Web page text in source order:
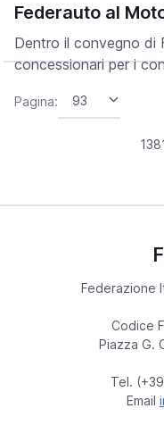
Federauto al
Dentro il convegno di
concessionari per i
Pagina:
Federazione
Codice
Piazza G.
Tel.
Email